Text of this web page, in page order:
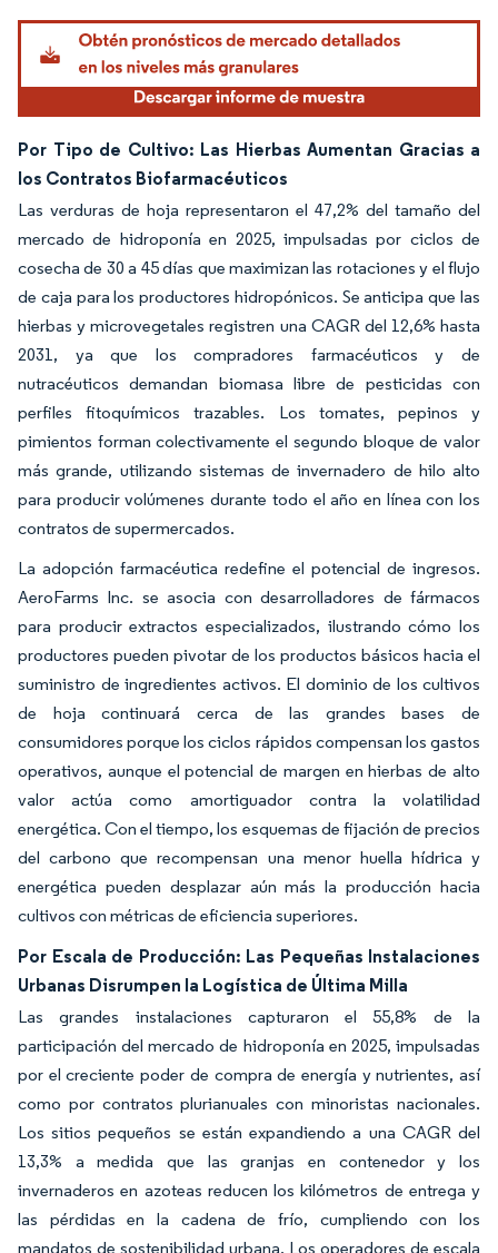
Por Tipo de Cultivo: Las Hierbas Aumentan Gracias a
los Contratos Biofarmacéuticos
Las verduras de hoja representaron el 47,2% del tamaño del
mercado de hidroponía en 2025, impulsadas por ciclos de
cosecha de 30 a 45 días que maximizan las rotaciones y el flujo
de caja para los productores hidropónicos. Se anticipa que las
hierbas y microvegetales registren una CAGR del 12,6% hasta
2031, ya que los compradores farmacéuticos y de
nutracéuticos demandan biomasa libre de pesticidas con
perfiles fitoquímicos trazables. Los tomates, pepinos y
pimientos forman colectivamente el segundo bloque de valor
más grande, utilizando sistemas de invernadero de hilo alto
para producir volúmenes durante todo el año en línea con los
contratos de supermercados.
La adopción farmacéutica redefine el potencial de ingresos.
AeroFarms Inc. se asocia con desarrolladores de fármacos
para producir extractos especializados, ilustrando cómo los
productores pueden pivotar de los productos básicos hacia el
suministro de ingredientes activos. El dominio de los cultivos
de hoja continuará cerca de las grandes bases de
consumidores porque los ciclos rápidos compensan los gastos
operativos, aunque el potencial de margen en hierbas de alto
valor actúa como amortiguador contra la volatilidad
energética. Con el tiempo, los esquemas de fijación de precios
del carbono que recompensan una menor huella hídrica y
energética pueden desplazar aún más la producción hacia
cultivos con métricas de eficiencia superiores.
Por Escala de Producción: Las Pequeñas Instalaciones
Urbanas Disrumpen la Logística de Última Milla
Las grandes instalaciones capturaron el 55,8% de la
participación del mercado de hidroponía en 2025, impulsadas
por el creciente poder de compra de energía y nutrientes, así
como por contratos plurianuales con minoristas nacionales.
Los sitios pequeños se están expandiendo a una CAGR del
13,3% a medida que las granjas en contenedor y los
invernaderos en azoteas reducen los kilómetros de entrega y
las pérdidas en la cadena de frío, cumpliendo con los
mandatos de sostenibilidad urbana. Los operadores de escala